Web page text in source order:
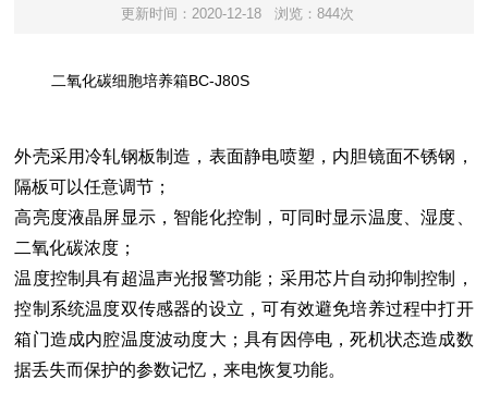
更新时间：2020-12-18 浏览：844次
二氧化碳细胞培养箱BC-J80S
外壳采用冷轧钢板制造，表面静电喷塑，内胆镜面不锈钢，
隔板可以任意调节；
高亮度液晶屏显示，智能化控制，可同时显示温度、湿度、
二氧化碳浓度；
温度控制具有超温声光报警功能；采用芯片自动抑制控制，
控制系统温度双传感器的设立，可有效避免培养过程中打开
箱门造成内腔温度波动度大；具有因停电，死机状态造成数
据丢失而保护的参数记忆，来电恢复功能。